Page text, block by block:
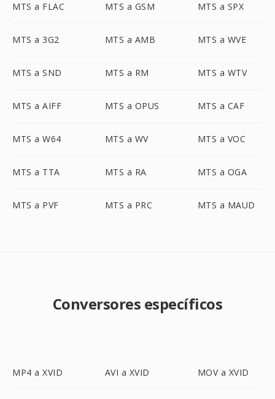
MTS a FLAC MTS a GSM MTS a SPX
MTS a 3G2 MTS a AMB MTS a WVE
MTS a SND MTS a RM MTS a WTV
MTS a AIFF MTS a OPUS MTS a CAF
MTS a W64 MTS a WV MTS a VOC
MTS a TTA MTS a RA MTS a OGA
MTS a PVF MTS a PRC MTS a MAUD
Conversores específicos
MP4 a XVID AVI a XVID MOV a XVID